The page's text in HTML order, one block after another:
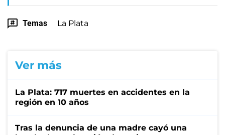
Temas La Plata
Ver más
La Plata: 717 muertes en accidentes en la
región en 10 años
Tras la denuncia de una madre cayó una